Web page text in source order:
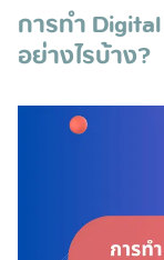
การทำ
อย่างไรบ้าง?